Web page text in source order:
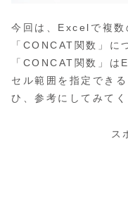
今回は、Excelで複数
「CONCAT関数」に
「CONCAT関数」
セル範囲を指定でき
ひ、参考にしてみてく
ス